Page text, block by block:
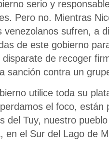
serio y
Pero no. Mientras
venezolanos sufren, a
de este gobierno
de recoger
sanción contra un
utilice toda su
el foco,
del Tuy, nuestro
en el Sur del Lago de